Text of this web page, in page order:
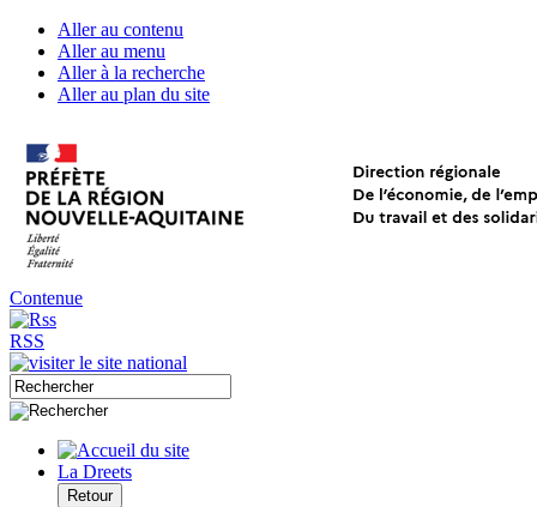
Aller au contenu
Aller au menu
Aller à la recherche
Aller au plan du site
Contenue
RSS
La Dreets
Retour